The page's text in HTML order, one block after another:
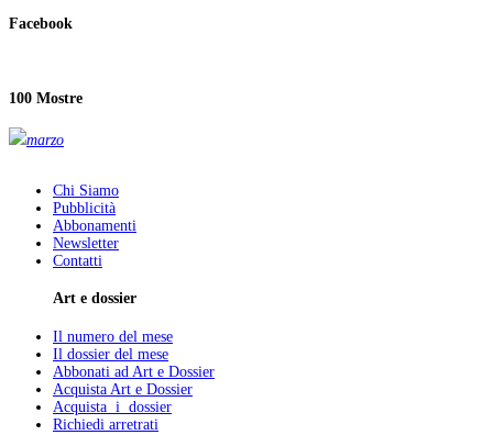
Facebook
100 Mostre
marzo
Chi Siamo
Pubblicità
Abbonamenti
Newsletter
Contatti
Art e dossier
Il numero del mese
Il dossier del mese
Abbonati ad Art e Dossier
Acquista Art e Dossier
Acquista i dossier
Richiedi arretrati